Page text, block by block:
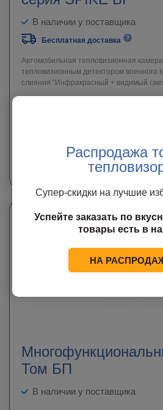
В наличии у поставщика
Бесплатная доставка
Автомобильная тепловизионная
тепловизионным детектором военного
слияния “Инфракрасный + видимый
Мы свяжемся с Вами в ближайшее время с
доставки и стоимости оборудования.
Том БП
В наличии у поставщика
Распродажа
Супер-скидки на лучшие
Успейте заказать по
товары есть в
НА